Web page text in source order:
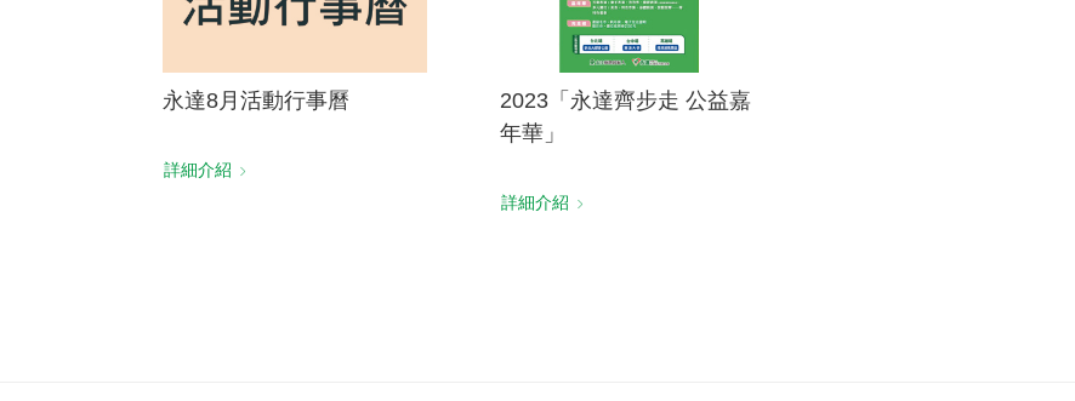
永達8月活動行事曆
詳細介紹
2023「永達齊步走 公益嘉
年華」
詳細介紹